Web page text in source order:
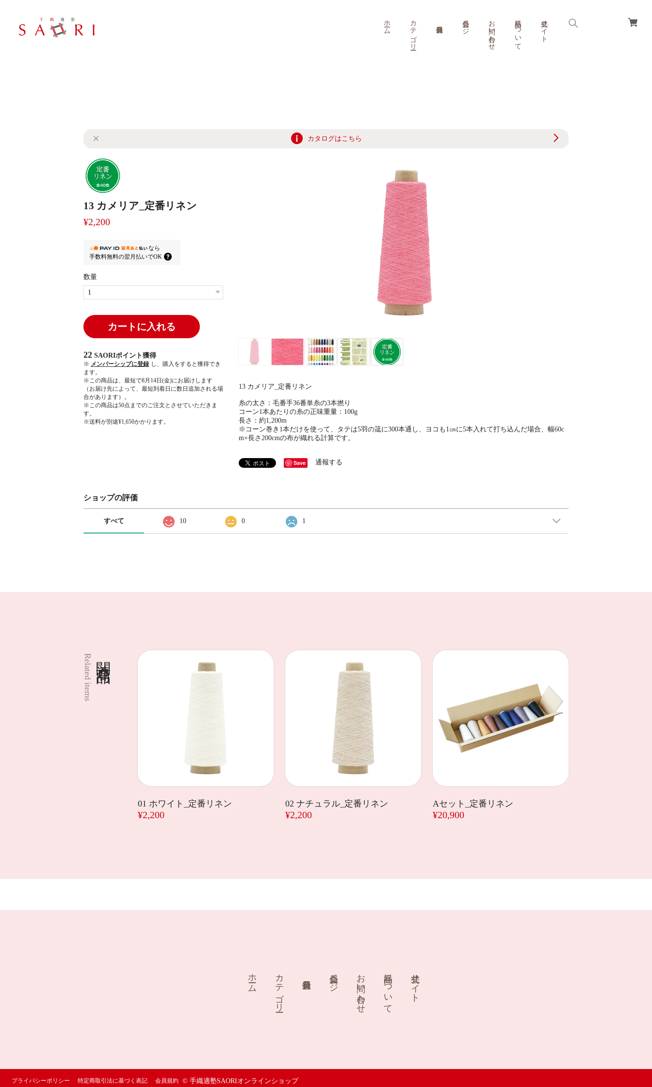
ホーム カテゴリー 会員ページ お問い合わせ 商品について 公式サイト
カタログはこちら
13 カメリア_定番リネン
¥2,200
なら
手数料無料の翌月払いでOK
数量
カートに入れる
22 SAORIポイント獲得
※ メンバーシップに登録 し、購入をすると獲得でき
ます。
※この商品は、最短で8月14日(金)にお届けします
（お届け先によって、最短到着日に数日追加される場
合があります）。
※この商品は50点までのご注文とさせていただきま
す。
※送料が別途¥1,650かかります。
13 カメリア_定番リネン
糸の太さ：毛番手36番単糸の3本撚り
コーン1本あたりの糸の正味重量：100g
長さ：約1,200m
※コーン巻き1本だけを使って、タテは5羽の筬に300本通し、ヨコも1㎝に5本入れて打ち込んだ場合、幅60c
m×長さ200cmの布が織れる計算です。
Save 通報する
ショップの評価
すべて 10 0 1
Related items
01 ホワイト_定番リネン
¥2,200
02 ナチュラル_定番リネン
¥2,200
Aセット_定番リネン
¥20,900
ホーム カテゴリー 会員ページ お問い合わせ 商品について 公式サイト
プライバシーポリシー 特定商取引法に基づく表記 会員規約 © 手織適塾SAORIオンラインショップ